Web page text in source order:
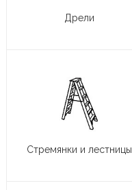
Дрели
Стремянки и лестницы